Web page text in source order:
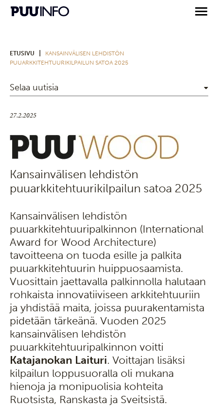
ETUSIVU
KANSAINVÄLISEN LEHDISTÖN
PUUARKKITEHTUURIKILPAILUN SATOA 2025
Selaa uutisia
27.2.2025
Kansainvälisen lehdistön
puuarkkitehtuurikilpailun satoa 2025
Kansainvälisen lehdistön
puuarkkitehtuuripalkinnon (International
Award for Wood Architecture)
tavoitteena on tuoda esille ja palkita
puuarkkitehtuurin huippuosaamista.
Vuosittain jaettavalla palkinnolla halutaan
rohkaista innovatiiviseen arkkitehtuuriin
ja yhdistää maita, joissa puurakentamista
pidetään tärkeänä. Vuoden 2025
kansainvälisen lehdistön
puuarkkitehtuuripalkinnon voitti
Katajanokan Laituri. Voittajan lisäksi
kilpailun loppusuoralla oli mukana
hienoja ja monipuolisia kohteita
Ruotsista, Ranskasta ja Sveitsistä.